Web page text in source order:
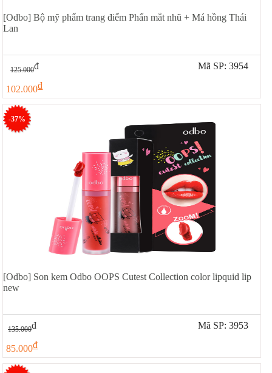
[Odbo] Bộ mỹ phẩm trang điểm Phấn mắt nhũ + Má hồng Thái
Lan
125.000đ
102.000đ
Mã SP: 3954
-37%
[Odbo] Son kem Odbo OOPS Cutest Collection color lipquid lip
new
135.000đ
85.000đ
Mã SP: 3953